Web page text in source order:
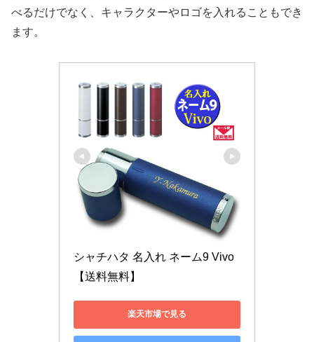
べるだけでなく、キャラクターやロゴを入れることもでき
ます。
シャチハタ 名入れ ネーム9 Vivo
【送料無料】
楽天市場で見る